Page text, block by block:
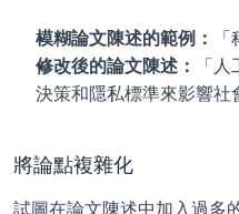
模糊論文陳述的範例：
修改後的論文陳述：
「
決策和隱私標準來影響社
將論點複雜化
試圖在論文陳述中加入過多